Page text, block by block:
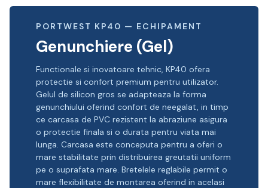
PORTWEST KP40 — ECHIPAMENT
Genunchiere (Gel)
Functionale si inovatoare tehnic, KP40 ofera
protectie si confort premium pentru utilizator.
Gelul de silicon gros se adapteaza la forma
genunchiului oferind confort de neegalat, in timp
ce carcasa de PVC rezistent la abraziune asigura
o protectie finala si o durata pentru viata mai
lunga. Carcasa este conceputa pentru a oferi o
mare stabilitate prin distribuirea greutatii uniform
pe o suprafata mare. Bretelele reglabile permit o
mare flexibilitate de montarea oferind in acelasi